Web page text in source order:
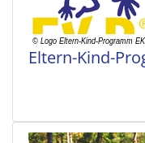
Eltern-Kind-